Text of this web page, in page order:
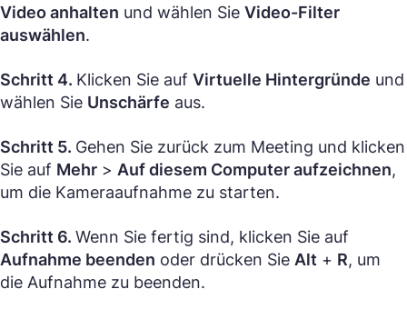
Video anhalten und wählen Sie Video-Filter
auswählen.
Schritt 4. Klicken Sie auf Virtuelle Hintergründe und
wählen Sie Unschärfe aus.
Schritt 5. Gehen Sie zurück zum Meeting und klicken
Sie auf Mehr > Auf diesem Computer aufzeichnen,
um die Kameraaufnahme zu starten.
Schritt 6. Wenn Sie fertig sind, klicken Sie auf
Aufnahme beenden oder drücken Sie Alt + R, um
die Aufnahme zu beenden.